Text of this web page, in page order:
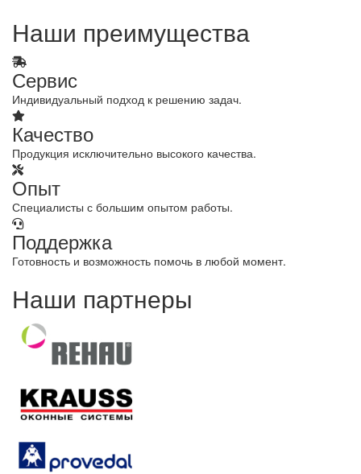
Наши преимущества
Сервис
Индивидуальный подход к решению задач.
Качество
Продукция исключительно высокого качества.
Опыт
Специалисты с большим опытом работы.
Поддержка
Готовность и возможность помочь в любой момент.
Наши партнеры